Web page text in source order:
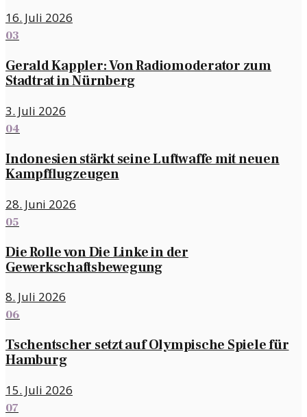
16. Juli 2026
03
Gerald Kappler: Von Radiomoderator zum
Stadtrat in Nürnberg
3. Juli 2026
04
Indonesien stärkt seine Luftwaffe mit neuen
Kampfflugzeugen
28. Juni 2026
05
Die Rolle von Die Linke in der
Gewerkschaftsbewegung
8. Juli 2026
06
Tschentscher setzt auf Olympische Spiele für
Hamburg
15. Juli 2026
07